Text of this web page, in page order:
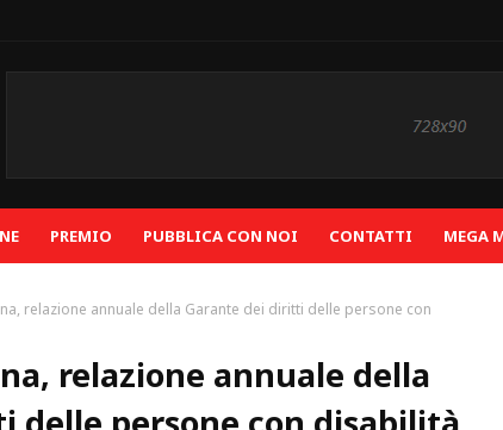
PREMIO PUBBLICA CON NOI CONTATTI MEGA
relazione annuale della Garante dei diritti delle persone con
relazione annuale della